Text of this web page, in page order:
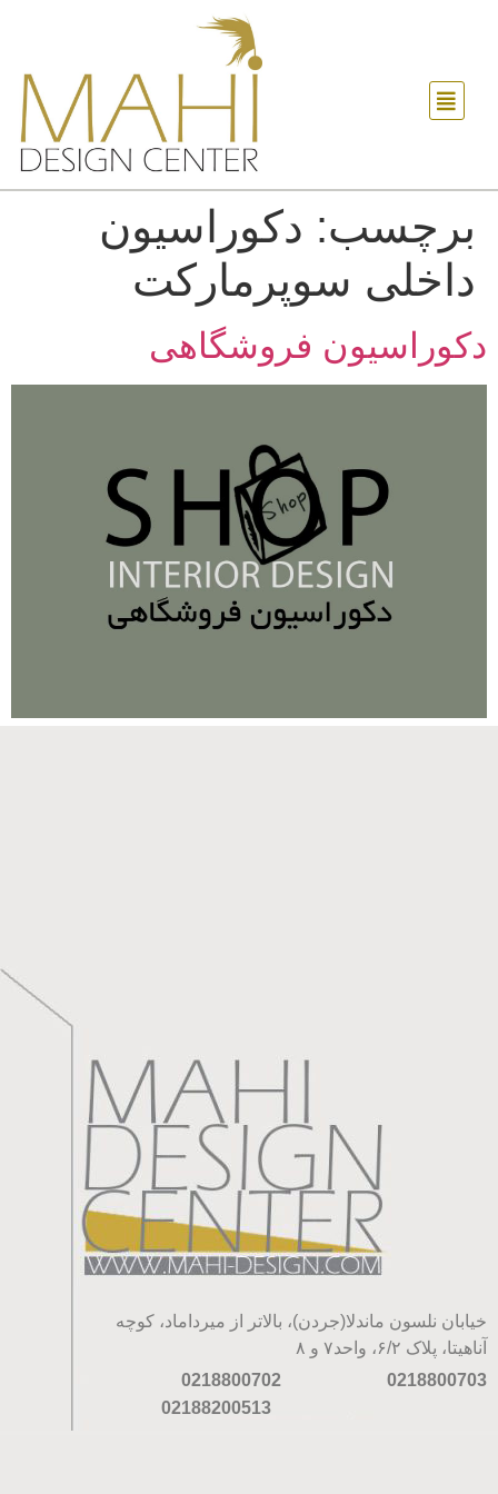
برچسب: دکوراسیون
داخلی سوپرمارکت
دکوراسیون فروشگاهی
خیابان نلسون ماندلا(جردن)، بالاتر از میرداماد، کوچه
آناهیتا، پلاک ۶/۲، واحد۷ و ۸
0218800703
0218800702
02188200513